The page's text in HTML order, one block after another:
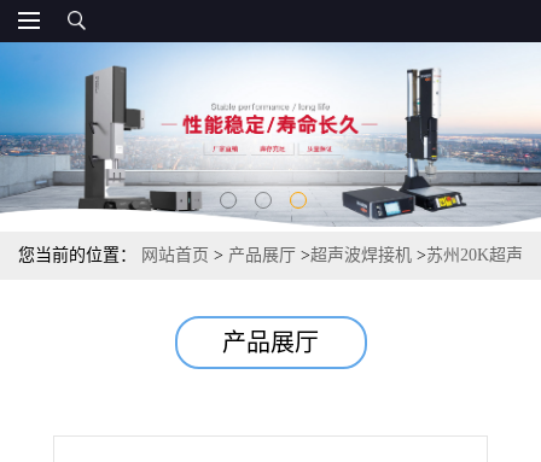
您当前的位置： 网站首页 > 产品展厅 >超声波焊接机 >苏州20K超声
产品展厅